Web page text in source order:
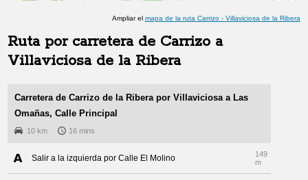
Ampliar el mapa de la ruta Carrizo- Villaviciosa de la Ribera
Ruta por carretera de Carrizo a
Villaviciosa de la Ribera
Carretera de Carrizo de la Ribera por Villaviciosa a Las
Omañas, Calle Principal
10 km 16 mins
Salir a la izquierda por Calle El Molino
149
m